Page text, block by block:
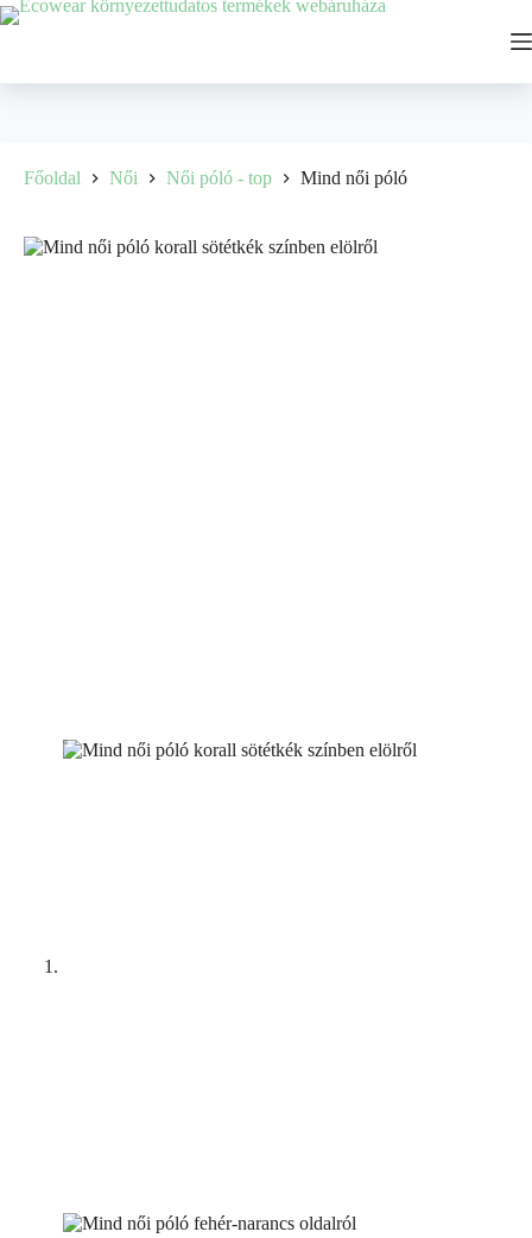
Főoldal Női Női póló - top Mind női póló